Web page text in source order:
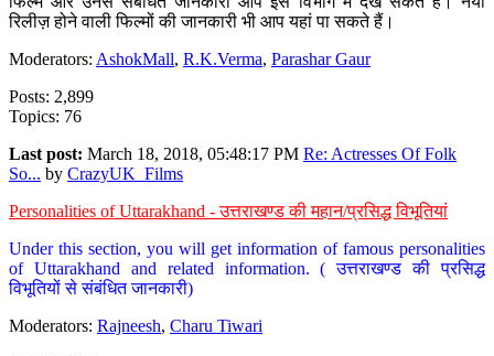
रिलीज़ होने वाली फिल्मों की जानकारी भी आप यहां पा सकते हैं।
Moderators: AshokMall, R.K.Verma, Parashar Gaur
Posts: 2,899
Topics: 76
Last post: March 18, 2018, 05:48:17 PM Re: Actresses Of Folk
So... by CrazyUK_Films
Personalities of Uttarakhand - उत्तराखण्ड की महान/प्रसिद्ध विभूतियां
Under this section, you will get information of famous personalities
of Uttarakhand and related information. ( उत्तराखण्ड की प्रसिद्ध
विभूतियों से संबंधित जानकारी)
Moderators: Rajneesh, Charu Tiwari